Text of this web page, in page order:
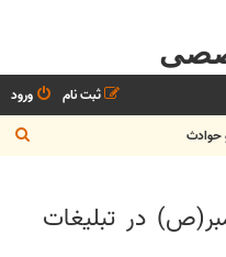
ورود
ثبت نام
حوادث
س
در تبلیغات